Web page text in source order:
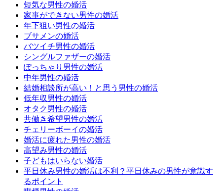
短気な男性の婚活
家事ができない男性の婚活
年下狙い男性の婚活
ブサメンの婚活
バツイチ男性の婚活
シングルファザーの婚活
ぽっちゃり男性の婚活
中年男性の婚活
結婚相談所が高い！と思う男性の婚活
低年収男性の婚活
オタク男性の婚活
共働き希望男性の婚活
チェリーボーイの婚活
婚活に疲れた男性の婚活
高望み男性の婚活
子どもはいらない婚活
平日休み男性の婚活は不利？平日休みの男性が意識す
るポイント